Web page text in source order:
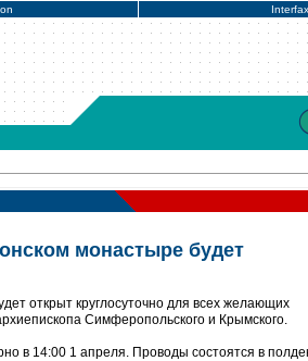
монастыре будет
открыт круглосуточно для всех желающих
Симферопольского и Крымского.
в 14:00 1 апреля. Проводы состоятся в